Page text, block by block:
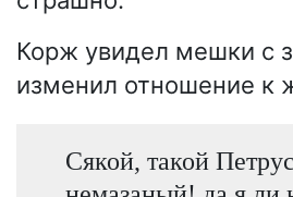
Корж увидел мешки с
изменил отношение к
Сякой, такой